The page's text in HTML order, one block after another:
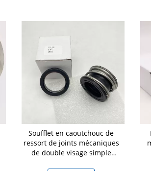
Soufflet en caoutchouc de
ressort de joints mécaniques
de double visage simple